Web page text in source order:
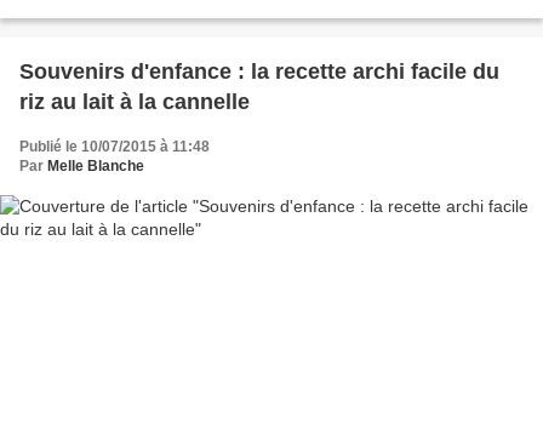
Souvenirs d'enfance : la recette archi facile du
riz au lait à la cannelle
Publié le 10/07/2015 à 11:48
Par Melle Blanche